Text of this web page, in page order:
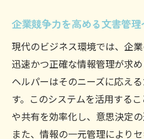
企業競争力を高める文書管
現代のビジネス環境では、企
迅速かつ正確な情報管理が求
ヘルパーはそのニーズに応え
す。このシステムを活用する
や共有を効率化し、意思決定の
また、情報の一元管理により